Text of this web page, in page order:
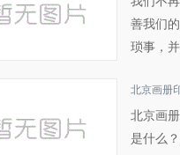
善我们
琐事，
印刷生
北京画册
北京画
是什么